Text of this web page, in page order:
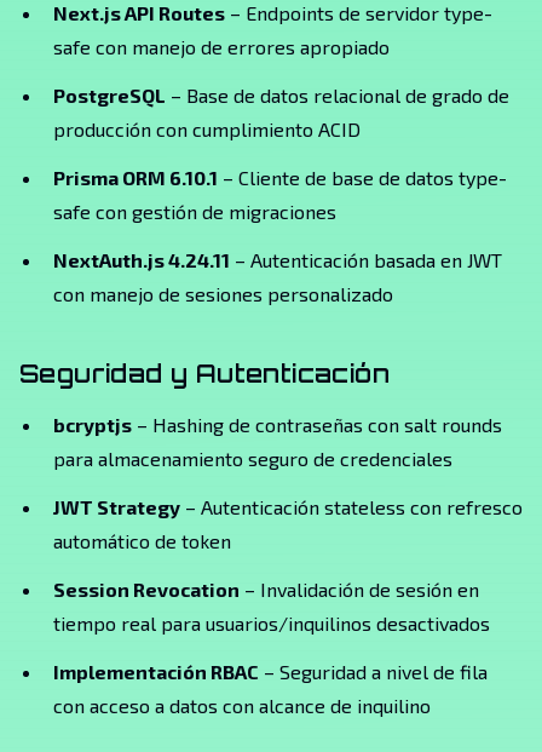
Next.js API Routes – Endpoints de servidor type-
safe con manejo de errores apropiado
PostgreSQL – Base de datos relacional de grado de
producción con cumplimiento ACID
Prisma ORM 6.10.1 – Cliente de base de datos type-
safe con gestión de migraciones
NextAuth.js 4.24.11 – Autenticación basada en JWT
con manejo de sesiones personalizado
Seguridad y Autenticación
bcryptjs – Hashing de contraseñas con salt rounds
para almacenamiento seguro de credenciales
JWT Strategy – Autenticación stateless con refresco
automático de token
Session Revocation – Invalidación de sesión en
tiempo real para usuarios/inquilinos desactivados
Implementación RBAC – Seguridad a nivel de fila
con acceso a datos con alcance de inquilino